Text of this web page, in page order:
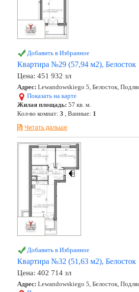
Добавить в Избранное
Квартира №29 (57,94 м2), Белосток
Цена: 451 932 зл
Адрес: Lewandowskiego 5, Белосток,
Показать на карте
Жилая площадь: 57 кв. м.
Кол-во комнат: 3 , Ванные: 1
Читать дальше
Добавить в Избранное
Квартира №32 (51,63 м2), Белосток
Цена: 402 714 зл
Адрес: Lewandowskiego 5, Белосток,